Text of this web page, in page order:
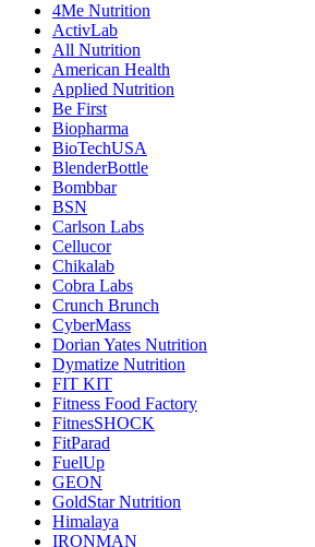
4Me Nutrition
ActivLab
All Nutrition
American Health
Applied Nutrition
Be First
Biopharma
BioTechUSA
BlenderBottle
Bombbar
BSN
Carlson Labs
Cellucor
Chikalab
Cobra Labs
Crunch Brunch
CyberMass
Dorian Yates Nutrition
Dymatize Nutrition
FIT KIT
Fitness Food Factory
FitnesSHOCK
FitParad
FuelUp
GEON
GoldStar Nutrition
Himalaya
IRONMAN